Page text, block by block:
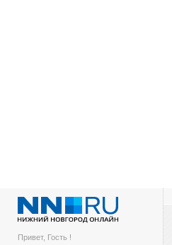
Привет, Гость !